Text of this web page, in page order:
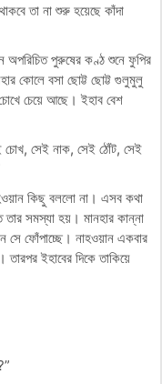
তা না শুরু হয়েছে কাঁদা
অপরিচিত পুরুষের কণ্ঠ শুনে ফুপির
কোলে বসা ছোট্ট ছোট্ট গুলুমুলু
চেয়ে আছে। ইহাব বেশ
চোখ, সেই নাক, সেই ঠোঁট, সেই
কিছু বললো না। এসব কথা
তার সমস্যা হয়। মানহার কান্না
সে ফোঁপাচ্ছে। নাহওয়ান একবার
ইহাবের দিকে তাকিয়ে